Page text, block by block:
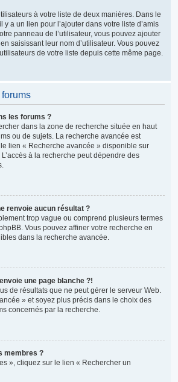
à votre liste de deux manières. Dans le
a un lien pour l’ajouter dans votre liste d’amis
panneau de l’utilisateur, vous pouvez ajouter
saisissant leur nom d’utilisateur. Vous pouvez
de votre liste depuis cette même page.
les forums ?
dans la zone de recherche située en haut
ou de sujets. La recherche avancée est
lien « Recherche avancée » disponible sur
à la recherche peut dépendre des
renvoie aucun résultat ?
trop vague ou comprend plusieurs termes
Vous pouvez affiner votre recherche en
dans la recherche avancée.
une page blanche ?!
de résultats que ne peut gérer le serveur Web.
» et soyez plus précis dans le choix des
concernés par la recherche.
membres ?
», cliquez sur le lien « Rechercher un